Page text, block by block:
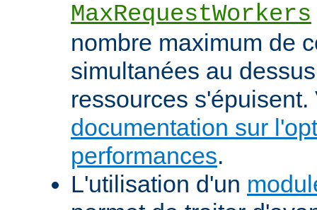
MaxRequestWorkers
nombre maximum de
simultanées au
ressources s'épuisent.
documentation sur
performances.
L'utilisation d'un